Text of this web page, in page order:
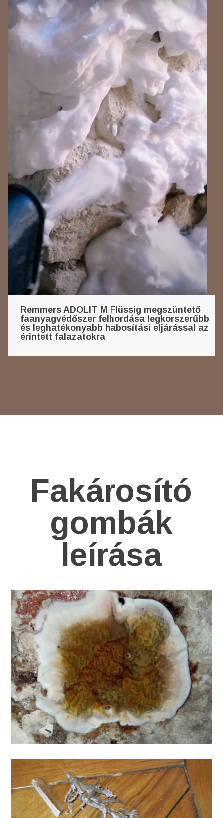
Remmers ADOLIT M Flüssig megszüntető
faanyagvédőszer felhordása legkorszerűbb
és leghatékonyabb habosítási eljárással az
érintett falazatokra
Fakárosító
gombák
leírása